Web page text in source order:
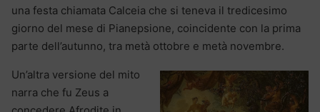
una festa chiamata Calceia che si teneva il tredicesimo
giorno del mese di Pianepsione, coincidente con la prima
parte dell’autunno, tra metà ottobre e metà novembre.
Un’altra versione del mito
narra che fu Zeus a